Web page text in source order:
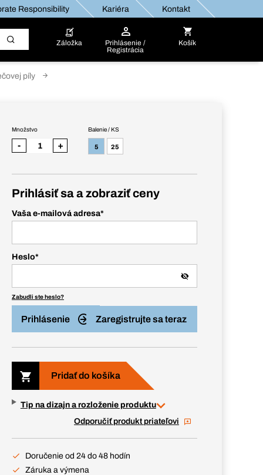
Responsibility Kariéra Kontakt
Záložka
Prihlásenie /
Registrácia
Košík
píly
Balenie / KS
5 25
Množstvo
- +
Prihlásiť sa a zobraziť ceny
Vaša e-mailová adresa*
Heslo*
Zabudli ste heslo?
Prihlásenie Zaregistrujte sa teraz
Pridať do košíka
Tip na dizajn a rozloženie produktu
Odporučiť produkt priateľovi
Doručenie od 24 do 48 hodín
Záruka a výmena